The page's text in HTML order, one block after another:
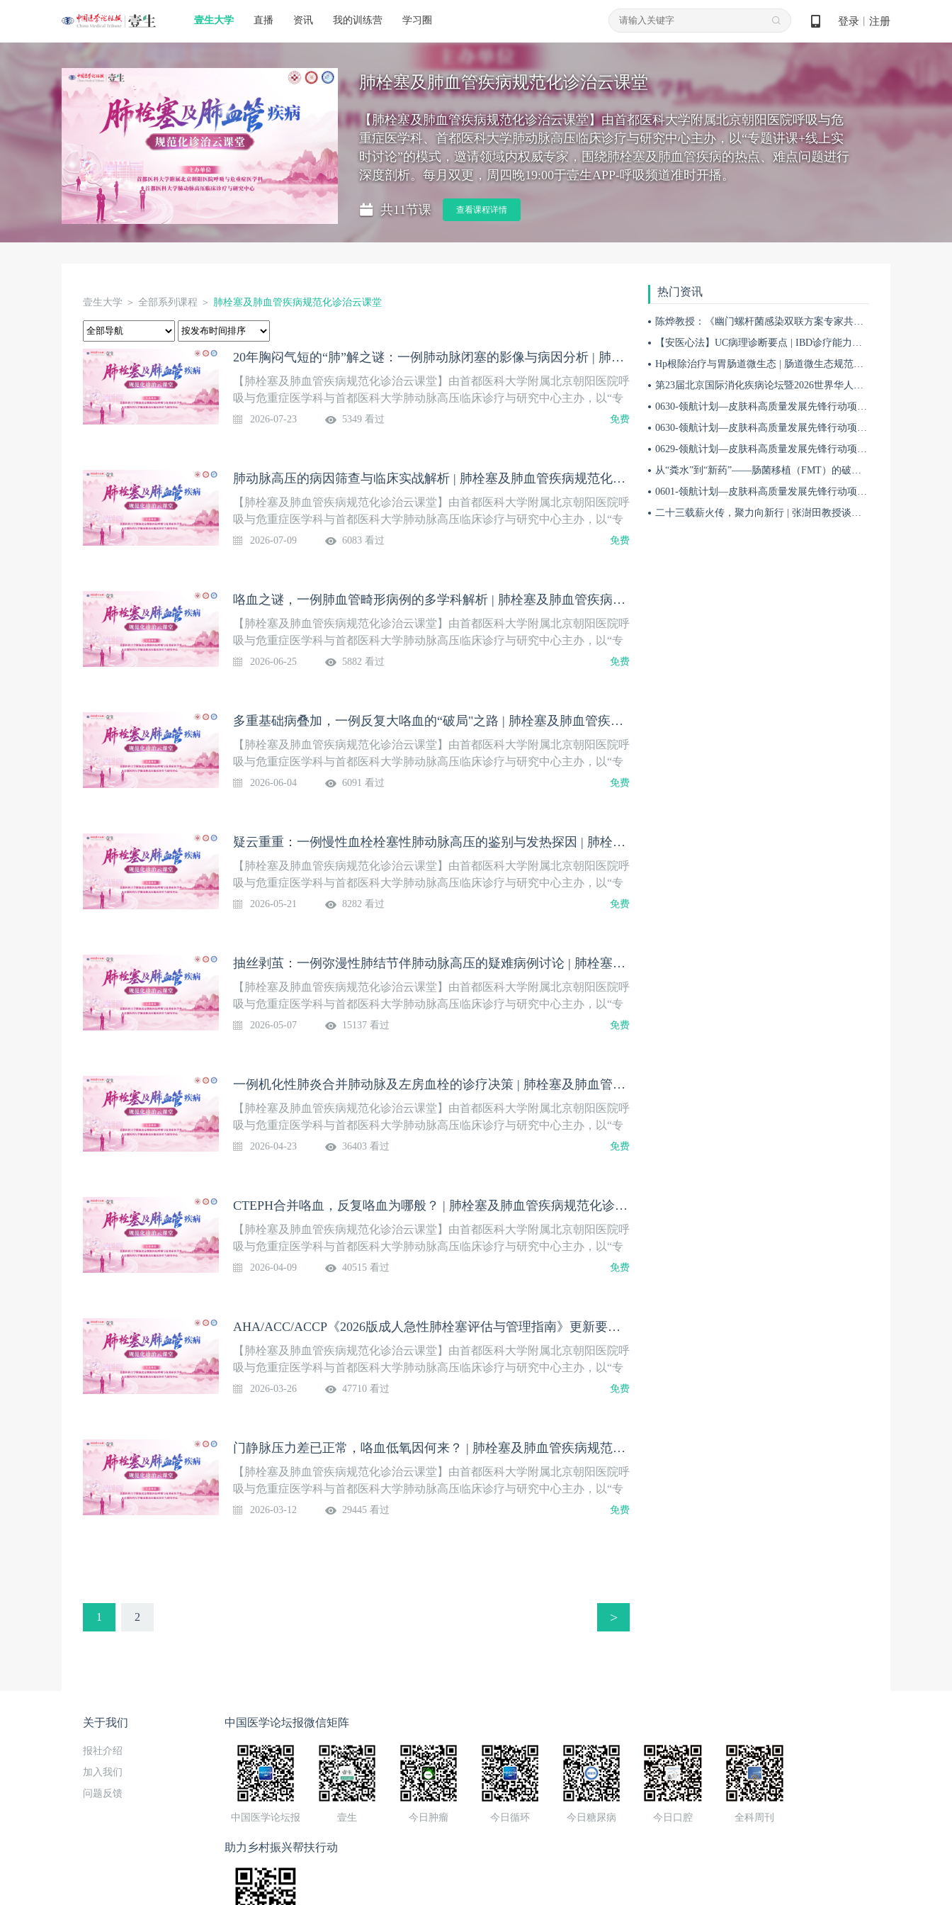
壹生大学 直播 资讯 我的训练营 学习圈 登录 注册
肺栓塞及肺血管疾病规范化诊治云课堂
【肺栓塞及肺血管疾病规范化诊治云课堂】由首都医科大学附属北京朝阳医院呼吸与危
重症医学科、首都医科大学肺动脉高压临床诊疗与研究中心主办，以“专题讲课+线上实
时讨论”的模式，邀请领域内权威专家，围绕肺栓塞及肺血管疾病的热点、难点问题进行
深度剖析。每月双更，周四晚19:00于壹生APP-呼吸频道准时开播。
共11节课 查看课程详情
壹生大学 ＞ 全部系列课程 ＞ 肺栓塞及肺血管疾病规范化诊治云课堂
20年胸闷气短的“肺”解之谜：一例肺动脉闭塞的影像与病因分析 | 肺栓塞及肺血管疾病规范化诊治（11）
【肺栓塞及肺血管疾病规范化诊治云课堂】由首都医科大学附属北京朝阳医院呼
吸与危重症医学科与首都医科大学肺动脉高压临床诊疗与研究中心主办，以“专
题讲课+线上讨论”的模式，邀请领域内权威专家，围绕肺栓塞及肺血管疾病的热
性，因“间断胸闷、气短20年”就诊。CTPA示左下肺薄壁空洞，左肺下叶血管稀
疏。3年后复查DSA发现左下肺动脉及右肺动脉未显影。该患者肺动脉病变究竟
为何？
2026-07-23 5349 看过 免费
肺动脉高压的病因筛查与临床实战解析 | 肺栓塞及肺血管疾病规范化诊治（10）
【肺栓塞及肺血管疾病规范化诊治云课堂】由首都医科大学附属北京朝阳医院呼
吸与危重症医学科与首都医科大学肺动脉高压临床诊疗与研究中心主办，以“专
题讲课+线上讨论”的模式，邀请领域内权威专家，围绕肺栓塞及肺血管疾病的热
中年女性，因“反复胸闷20余天，加重半天”就诊。肺动脉CTA示右肺中叶动脉充
盈缺损，但肺V/Q显像未见典型异常。会议特邀国内肺血管疾病领域知名专家，
联合院内多学科团队开展病例讨论，重点讲解肺动脉高压病因筛查体系，系统梳
理各类干扰因素的鉴别与排除方法，助力临床精准病因诊断。
2026-07-09 6083 看过 免费
咯血之谜，一例肺血管畸形病例的多学科解析 | 肺栓塞及肺血管疾病规范化诊治（9）
【肺栓塞及肺血管疾病规范化诊治云课堂】由首都医科大学附属北京朝阳医院呼
吸与危重症医学科与首都医科大学肺动脉高压临床诊疗与研究中心主办，以“专
题讲课+线上讨论”的模式，邀请领域内权威专家，围绕肺栓塞及肺血管疾病的热
患者CTPA检查显示肺动脉期分支充盈不佳，左肺血管迂曲、扩张，考虑血管畸
形可能。本病例由安徽省胸科医院提供，本期邀请国内肺血管疾病领域知名专家
及首都医科大学附属北京朝阳医院多学科团队共同参与讨论。本周四晚19:00，
不见不散！
2026-06-25 5882 看过 免费
多重基础病叠加，一例反复大咯血的“破局"之路 | 肺栓塞及肺血管疾病规范化诊治（8）
【肺栓塞及肺血管疾病规范化诊治云课堂】由首都医科大学附属北京朝阳医院呼
吸与危重症医学科与首都医科大学肺动脉高压临床诊疗与研究中心主办，以“专
题讲课+线上讨论”的模式，邀请领域内权威专家，围绕肺栓塞及肺血管疾病的热
重1天”入院。既往有支气管扩张症、非结核分枝杆菌感染、铜绿假单胞菌感染
史，合并2型糖尿病、高血压3级（极高危）、肝血管瘤、心脏射频消融术后、阑
尾术后及肺恶性肿瘤病史。本次入院后反复发生大咯血，最多300~400ml/次，经
支气管动脉栓塞术后仍有活动性咯血，后行支气管镜检查+肺叶切除术，术后患
2026-06-04 6091 看过 免费
疑云重重：一例慢性血栓栓塞性肺动脉高压的鉴别与发热探因 | 肺栓塞及肺血管疾病规范化诊治（7）
【肺栓塞及肺血管疾病规范化诊治云课堂】由首都医科大学附属北京朝阳医院呼
吸与危重症医学科与首都医科大学肺动脉高压临床诊疗与研究中心主办，以“专
题讲课+线上讨论”的模式，邀请领域内权威专家，围绕肺栓塞及肺血管疾病的热
天”入院。肺动脉CT提示右肺动脉主干血栓形成，心脏超声见肺动脉高压。患者
是否符合慢性血栓栓塞性肺动脉高压诊断？住院期间患者突发不明原因发热，抗
感染治疗疗效欠佳，是何原因？此次讨论邀请感染科、风湿免疫科及肺血管疾病
MDT团队共同参与。
2026-05-21 8282 看过 免费
抽丝剥茧：一例弥漫性肺结节伴肺动脉高压的疑难病例讨论 | 肺栓塞及肺血管疾病规范化诊治（6）
【肺栓塞及肺血管疾病规范化诊治云课堂】由首都医科大学附属北京朝阳医院呼
吸与危重症医学科与首都医科大学肺动脉高压临床诊疗与研究中心主办，以“专
题讲课+线上讨论”的模式，邀请领域内权威专家，围绕肺栓塞及肺血管疾病的热
主要临床表现，伴肺弥散功能减低及肺动脉高压；胸部CT可见双肺弥漫多发结
节影。病情错综复杂，多角度逐层鉴别排查，抽丝剥茧完善病理活检、血流动力
学评估及相关检查，最终明确诊断，但后续治疗、远期预后仍需MDT团队共同
商讨。
2026-05-07 15137 看过 免费
一例机化性肺炎合并肺动脉及左房血栓的诊疗决策 | 肺栓塞及肺血管疾病规范化诊治（5）
【肺栓塞及肺血管疾病规范化诊治云课堂】由首都医科大学附属北京朝阳医院呼
吸与危重症医学科与首都医科大学肺动脉高压临床诊疗与研究中心主办，以“专
题讲课+线上讨论”的模式，邀请领域内权威专家，围绕肺栓塞及肺血管疾病的热
好转反而出现呼吸困难的症状，CTPA可见肺动脉内血栓和左房血栓，原因如
何？下一步如何治疗？
2026-04-23 36403 看过 免费
CTEPH合并咯血，反复咯血为哪般？ | 肺栓塞及肺血管疾病规范化诊治（4）
【肺栓塞及肺血管疾病规范化诊治云课堂】由首都医科大学附属北京朝阳医院呼
吸与危重症医学科与首都医科大学肺动脉高压临床诊疗与研究中心主办，以“专
题讲课+线上讨论”的模式，邀请领域内权威专家，围绕肺栓塞及肺血管疾病的热
院，诊断主干型CTEPH合并咯血，给予支气管动脉栓塞后，患者仍反复咯血，
且活动耐力受限。患者再行造影时出现过敏。下一步如何处理？反复咯血原因如
何？本期邀请了中日友好医院谢万木教授、甄亚楠教授，首都医科大学附属北京
朝阳医院心外李波主任、顾松主任，介入科王剑锋、张勇，介入放射科郭晓娟主
2026-04-09 40515 看过 免费
AHA/ACC/ACCP《2026版成人急性肺栓塞评估与管理指南》更新要点 | 肺栓塞及肺血管疾病规范化诊治（3）
【肺栓塞及肺血管疾病规范化诊治云课堂】由首都医科大学附属北京朝阳医院呼
吸与危重症医学科与首都医科大学肺动脉高压临床诊疗与研究中心主办，以“专
题讲课+线上讨论”的模式，邀请领域内权威专家，围绕肺栓塞及肺血管疾病的热
（AHA）等十家权威学术机构联合制定的《2026版成人急性肺栓塞评估与管理
指南》正式发布，其中疑诊流程、危险分层亦或是治疗策略均有不同程度更新。
本期特别邀请了业内专家同道和朝阳肺血管PERT团队成员共同上线讨论，探讨
急性肺栓塞的诊断和治疗。内容精彩，不见不散！
2026-03-26 47710 看过 免费
门静脉压力差已正常，咯血低氧因何来？ | 肺栓塞及肺血管疾病规范化诊治（2）
【肺栓塞及肺血管疾病规范化诊治云课堂】由首都医科大学附属北京朝阳医院呼
吸与危重症医学科与首都医科大学肺动脉高压临床诊疗与研究中心主办，以“专
题讲课+线上讨论”的模式，邀请领域内权威专家，围绕肺栓塞及肺血管疾病的热
2026-03-12 29445 看过 免费
1 2 >
热门资讯
陈烨教授：《幽门螺杆菌感染双联方案专家共识（2026）》解读 | BIDDF2026
【安医心法】UC病理诊断要点 | IBD诊疗能力系统提升5
Hp根除治疗与胃肠道微生态 | 肠道微生态规范化诊疗4
第23届北京国际消化疾病论坛暨2026世界华人消化医师年会盛大开幕
0630-领航计划—皮肤科高质量发展先锋行动项目第六季第65期
0630-领航计划—皮肤科高质量发展先锋行动项目第六季第64期
0629-领航计划—皮肤科高质量发展先锋行动项目第六季第63期
从“粪水”到“新药”——肠菌移植（FMT）的破局与临床应用全景 | 肠道微生态规范化诊疗1
0601-领航计划—皮肤科高质量发展先锋行动项目第六季第42期
二十三载薪火传，聚力向新行 | 张澍田教授谈中国消化医学的传承与突破
关于我们
报社介绍
加入我们
问题反馈
中国医学论坛报微信矩阵
中国医学论坛报 壹生 今日肿瘤 今日循环 今日糖尿病 今日口腔 全科周刊
助力乡村振兴帮扶行动